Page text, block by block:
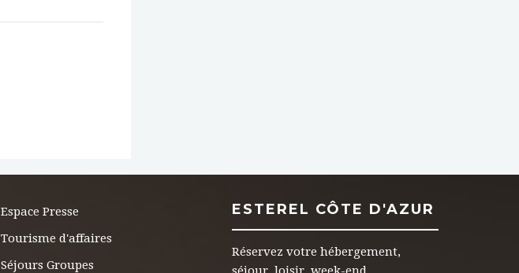
Espace Presse
Tourisme d'affaires
Séjours Groupes
ESTEREL CÔTE D'AZUR
Réservez votre hébergement,